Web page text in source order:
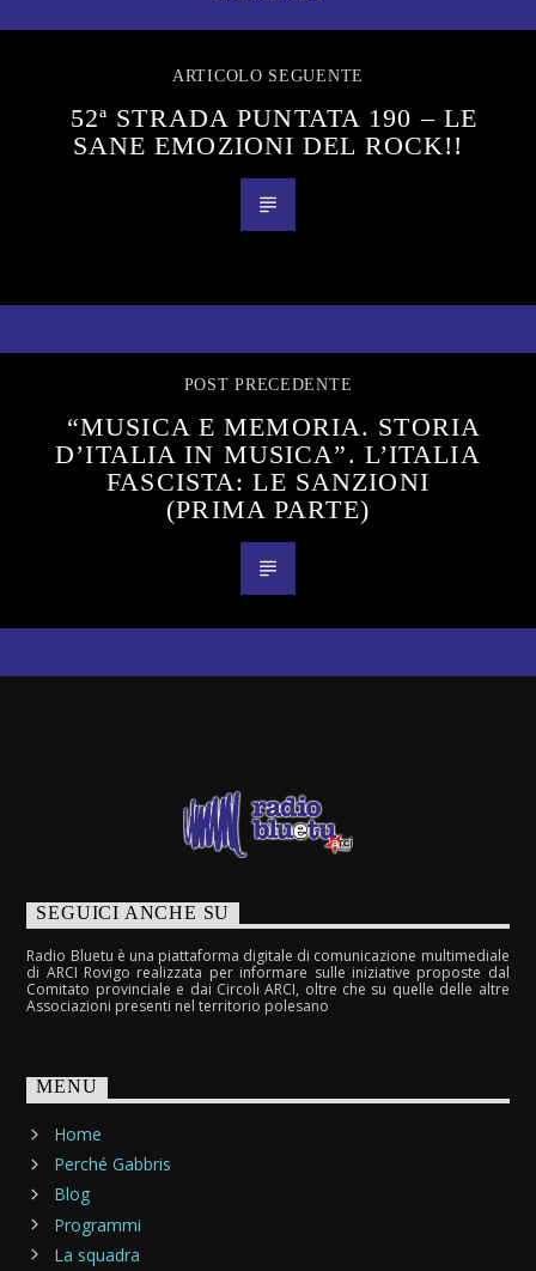
ARTICOLO SEGUENTE
52ª STRADA PUNTATA 190 – LE
SANE EMOZIONI DEL ROCK!!
POST PRECEDENTE
“MUSICA E MEMORIA. STORIA
D’ITALIA IN MUSICA”. L’ITALIA
FASCISTA: LE SANZIONI
(PRIMA PARTE)
SEGUICI ANCHE SU
Radio Bluetu è una piattaforma digitale di comunicazione multimediale
di ARCI Rovigo realizzata per informare sulle iniziative proposte dal
Comitato provinciale e dai Circoli ARCI, oltre che su quelle delle altre
Associazioni presenti nel territorio polesano
MENU
Home
Perché Gabbris
Blog
Programmi
La squadra